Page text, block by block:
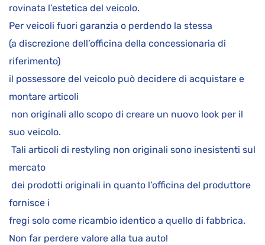
rovinata l’estetica del veicolo.
Per veicoli fuori garanzia o perdendo la stessa
(a discrezione dell’officina della concessionaria di
riferimento)
il possessore del veicolo può decidere di acquistare e
montare articoli
non originali allo scopo di creare un nuovo look per il
suo veicolo.
Tali articoli di restyling non originali sono inesistenti sul
mercato
dei prodotti originali in quanto l’officina del produttore
fornisce i
fregi solo come ricambio identico a quello di fabbrica.
Non far perdere valore alla tua auto!